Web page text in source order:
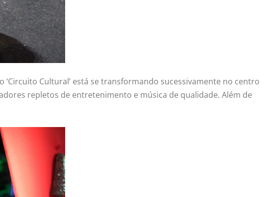
Cultural’ está se transformando sucessivamente no centro
repletos de entretenimento e música de qualidade. Além de